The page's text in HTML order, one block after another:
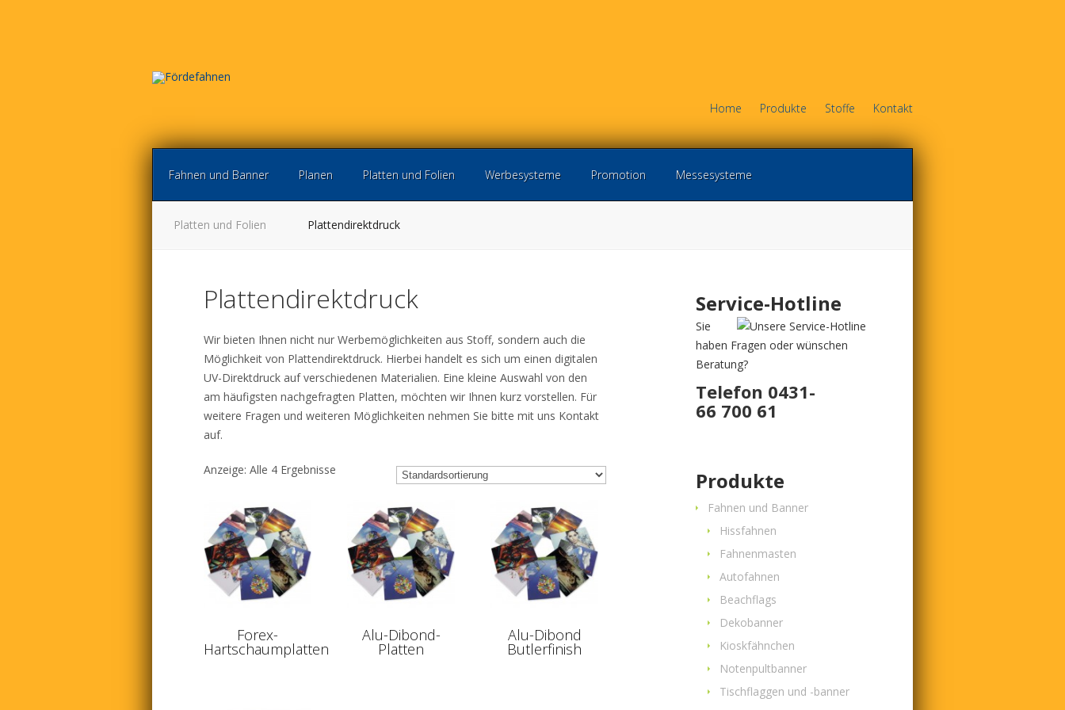
Home Produkte Stoffe Kontakt
Fahnen und Banner Planen Platten und Folien Werbesysteme Promotion Messesysteme
Platten und Folien Plattendirektdruck
Plattendirektdruck
Wir bieten Ihnen nicht nur Werbemöglichkeiten aus Stoff, sondern auch die
Möglichkeit von Plattendirektdruck. Hierbei handelt es sich um einen digitalen
UV-Direktdruck auf verschiedenen Materialien. Eine kleine Auswahl von den
am häufigsten nachgefragten Platten, möchten wir Ihnen kurz vorstellen. Für
weitere Fragen und weiteren Möglichkeiten nehmen Sie bitte mit uns Kontakt
auf.
Anzeige: Alle 4 Ergebnisse
Forex-
Hartschaumplatten
Alu-Dibond-
Platten
Alu-Dibond
Butlerfinish
Service-Hotline
Sie
haben Fragen oder wünschen
Beratung?
Telefon 0431-
66 700 61
Produkte
Fahnen und Banner
Hissfahnen
Fahnenmasten
Autofahnen
Beachflags
Dekobanner
Kioskfähnchen
Notenpultbanner
Tischflaggen und -banner